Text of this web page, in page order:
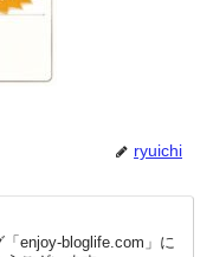
ryuichi
enjoy-bloglife.com」に